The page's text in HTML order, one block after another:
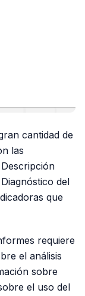
cantidad de
las
del
que
requiere
el análisis
sobre
el uso del